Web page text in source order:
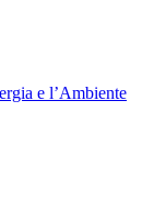
e l’Ambiente